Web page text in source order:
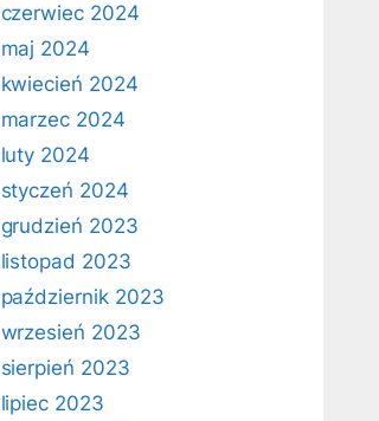
czerwiec 2024
maj 2024
kwiecień 2024
marzec 2024
luty 2024
styczeń 2024
grudzień 2023
listopad 2023
październik 2023
wrzesień 2023
sierpień 2023
lipiec 2023